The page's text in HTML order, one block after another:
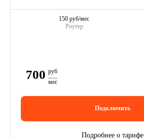
Роутер
150 руб/мес
700 руб
мес
Подключить
Подробнее о тарифе